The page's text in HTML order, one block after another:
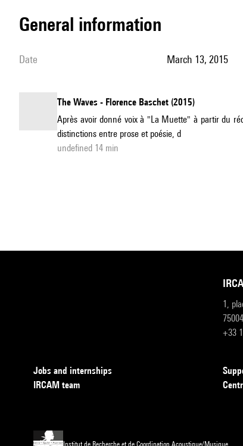
general information
date March 13, 2015
The Waves - Florence Baschet (2015)
Après avoir donné voix à "La Muette" à partir du
distinctions entre prose et poésie, d
undefined 14 min
1,
+33
Jobs and internships
IRCAM team
Institut de Recherche et de Coordination Acoustique/Musique